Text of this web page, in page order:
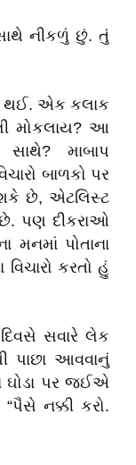
નીકળું છું. તું
થઈ. એક કલાક
મોકલાય? આ
માબાપ
બાળકો પર
છે, એટલિસ્ટ
પણ દીકરાઓ
મનમાં પોતાના
કરતો હું
સવારે લેક
પાછા આવવાનું
ઘોડા પર જઈએ
નક્કી કરો.